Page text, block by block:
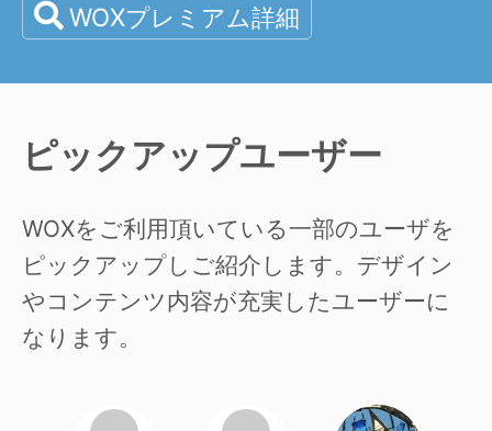
WOXプレミアム詳細
ピックアップユーザー
WOXをご利用頂いている一部のユーザを
ピックアップしご紹介します。デザイン
やコンテンツ内容が充実したユーザーに
なります。